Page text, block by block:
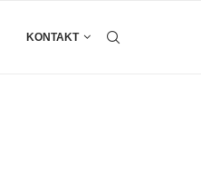
KONTAKT